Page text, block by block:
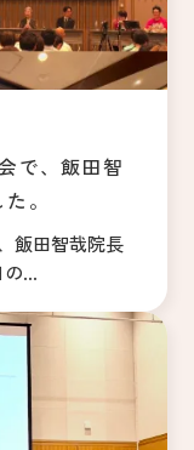
で、飯田智
。
飯田智哉院長
...